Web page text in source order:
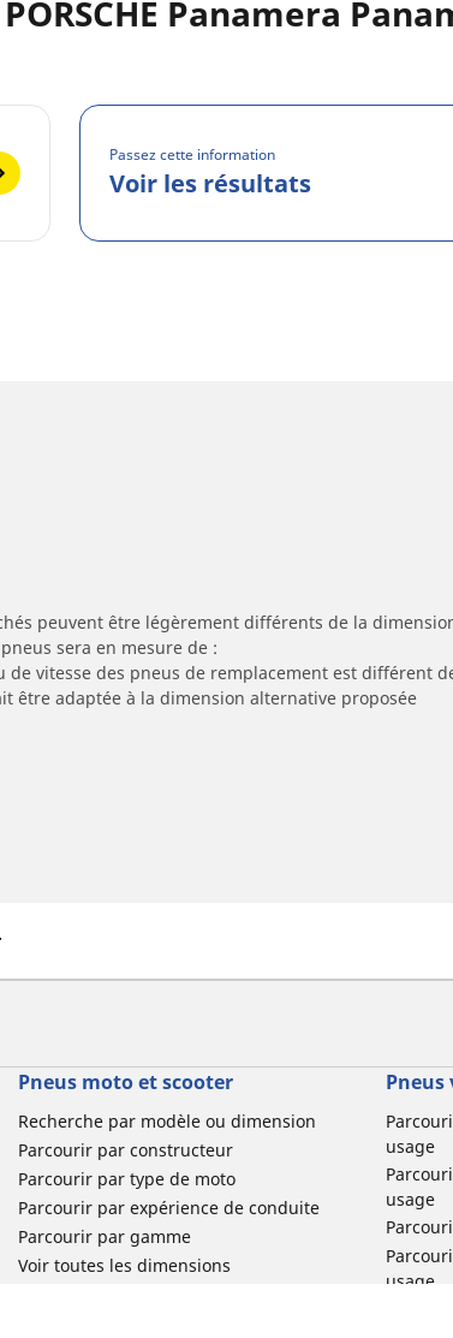
Panamera
Passez cette information
Voir les résultats
peuvent être légèrement différents de la
sera en mesure de :
vitesse des pneus de remplacement est différent
être adaptée à la dimension alternative proposée
Pneus moto et scooter
Recherche par modèle ou dimension
Parcourir par constructeur
Parcourir par type de moto
Parcourir par expérience de conduite
Parcourir par gamme
Voir toutes les dimensions
Pneus
usage
usage
usage